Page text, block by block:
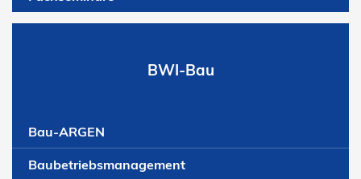
BWI-Bau
Bau-ARGEN
Baubetriebsmanagement